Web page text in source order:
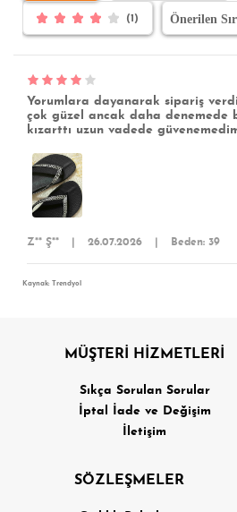
(1)
Yorumlara dayanarak sipariş
çok güzel ancak daha denemede
kızarttı uzun vadede
Z** Ş** 26.07.2026 Beden: 39
Kaynak: Trendyol
MÜŞTERİ HİZMETLERİ
Sıkça Sorulan Sorular
İptal İade ve Değişim
İletişim
SÖZLEŞMELER